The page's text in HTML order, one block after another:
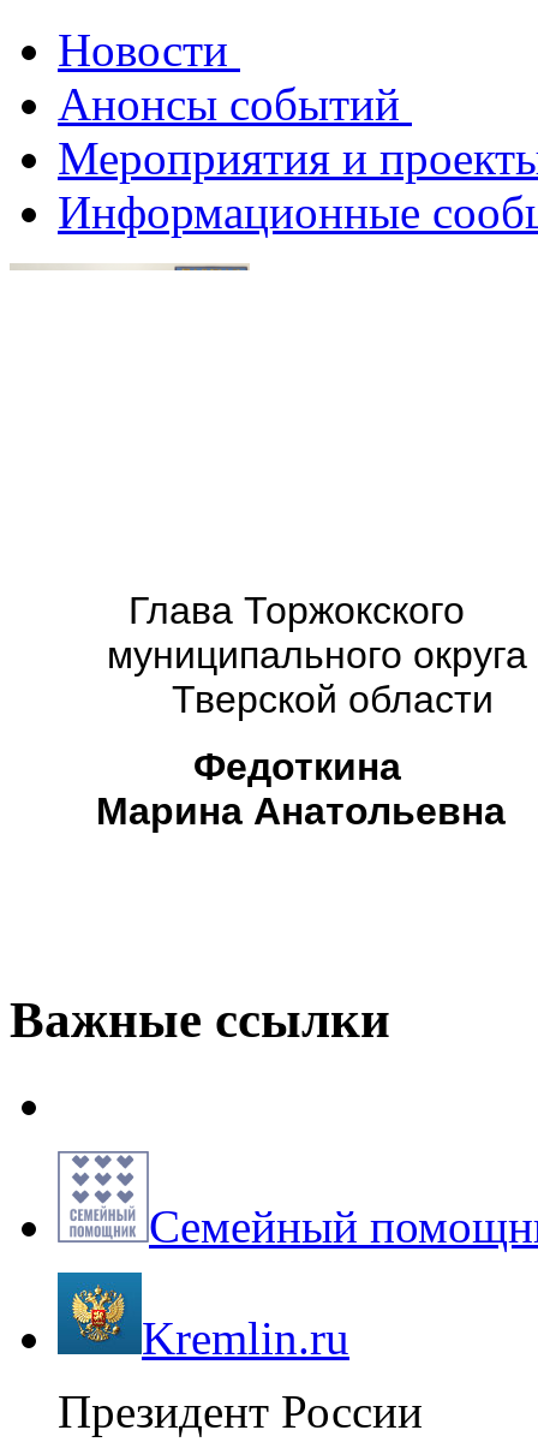
Новости
Анонсы событий
Мероприятия и
Информационные
Глава Торжокского
муниципального округа
Тверской области
Федоткина
Марина Анатольевна
Важные ссылки
Семейный
Kremlin.ru
Президент России